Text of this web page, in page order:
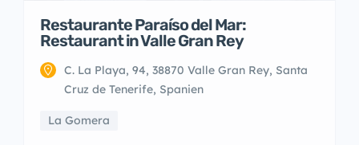
Restaurante Paraíso del Mar:
Restaurant in Valle Gran Rey
C. La Playa, 94, 38870 Valle Gran Rey, Santa
Cruz de Tenerife, Spanien
La Gomera